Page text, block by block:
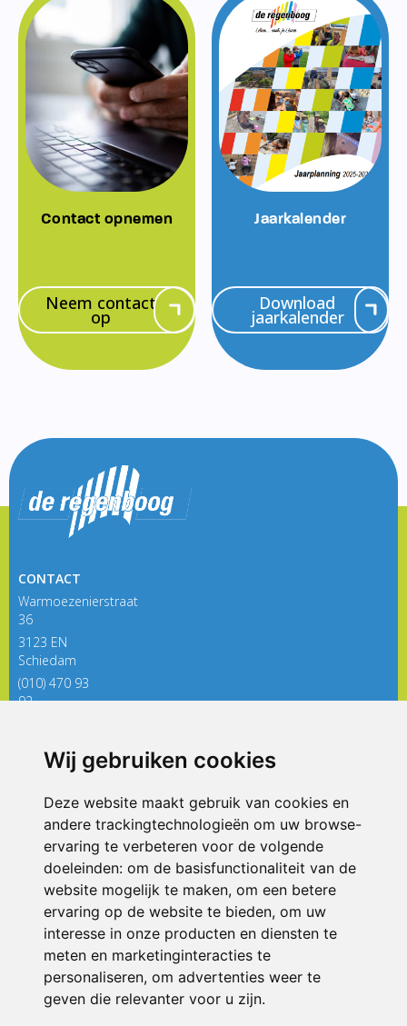
Wij gebruiken cookies
Deze website maakt gebruik van cookies en
andere trackingtechnologieën om uw browse-
ervaring te verbeteren voor de volgende
doeleinden: om de basisfunctionaliteit van de
website mogelijk te maken, om een betere
ervaring op de website te bieden, om uw
interesse in onze producten en diensten te
meten en marketinginteracties te
personaliseren, om advertenties weer te
geven die relevanter voor u zijn.
Contact opnemen
Neem contact
op
Jaarkalender
Download
jaarkalender
CONTACT
Warmoezenierstraat
36
3123 EN
Schiedam
(010) 470 93
92
ONDERDEEL VAN
© 2026 De Regenboog | Alle rechten voorbehouden
Privacy policy|Disclaimer| Klachtenregeling|RSIN en Anbi
voorkeuren